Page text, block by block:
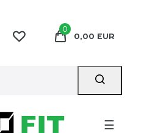
0
0,00 EUR
☰